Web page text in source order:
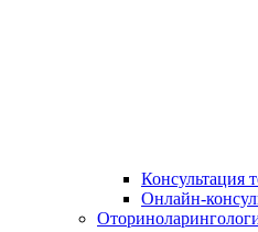
Консультация
Онлайн-